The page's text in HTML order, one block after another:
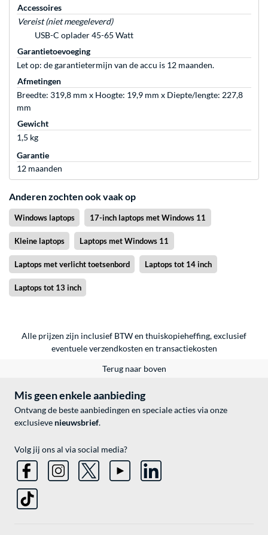
Accessoires
Vereist (niet meegeleverd)
USB-C oplader 45-65 Watt
Garantietoevoeging
Let op: de garantietermijn van de accu is 12 maanden.
Afmetingen
Breedte: 319,8 mm x Hoogte: 19,9 mm x Diepte/lengte: 227,8
mm
Gewicht
1,5 kg
Garantie
12 maanden
Anderen zochten ook vaak op
Windows laptops 17-inch laptops met Windows 11
Kleine laptops Laptops met Windows 11
Laptops met verlicht toetsenbord Laptops tot 14 inch
Laptops tot 13 inch
Alle prijzen zijn inclusief BTW en thuiskopieheffing, exclusief
eventueleverzendkosten en transactiekosten
Terug naar boven
Mis geen enkele aanbieding
Ontvang de beste aanbiedingen en speciale acties via onze
exclusieve nieuwsbrief.
Volg jij ons al via social media?